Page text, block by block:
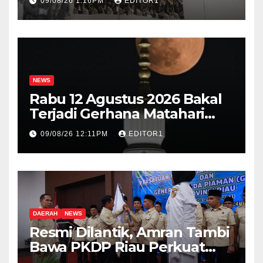
Vape
NEWS
Rabu 12 Agustus 2026 Bakal
Terjadi Gerhana Matahari
Total, Ini Wilayah yang
Dilintasi
09/08/26 12:11PM EDITOR1
DAERAH NEWS
Resmi Dilantik, Amran Tambi
Bawa PKDP Riau Perkuat